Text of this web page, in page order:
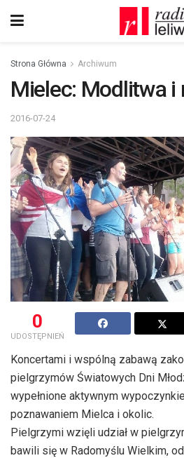
Strona Główna Archiwum
Mielec: Modlitwa i
2016-07-24
0
UDOSTĘPNIEŃ
Koncertami i wspólną zabawą
pielgrzymów Światowych Dni
wypełnione aktywnym
poznawaniem Mielca i okolic.
Pielgrzymi wzięli udział w
bawili się w Radomyślu Wielkim,